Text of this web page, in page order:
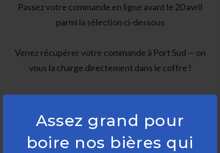
Assez grand pour
boire nos bières qui
Passez votre commande en ligne avant le 20 avril
parmi la sélection ci-dessous
Venez récupérer votre commande à Port Sud — on
vous la charge directement dans le coffre !